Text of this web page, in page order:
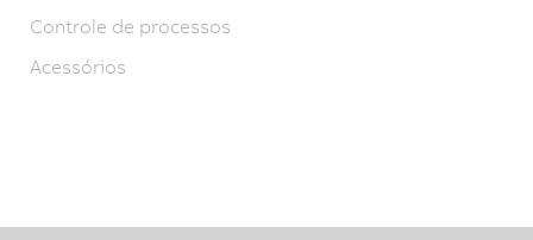
Controle de processos
Acessórios